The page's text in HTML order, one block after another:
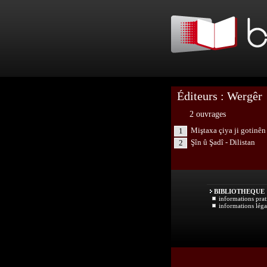
Éditeurs : Wergêr
2 ouvrages
1
Miştaxa çiya ji gotinên
2
Şîn û Şadî - Dilistan
BIBLIOTHEQUE
informations
informations